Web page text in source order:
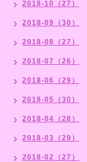
2018-10（27）
2018-09（30）
2018-08（27）
2018-07（26）
2018-06（29）
2018-05（30）
2018-04（28）
2018-03（29）
2018-02（27）